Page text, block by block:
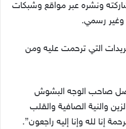
ونشره عبر مواقع وشبكات
وغير رسمي.
التي ترحمت عليه ومن
صاحب الوجه البشوش
والنية الصافية والقلب
إنا لله وإنا إليه راجعون”.